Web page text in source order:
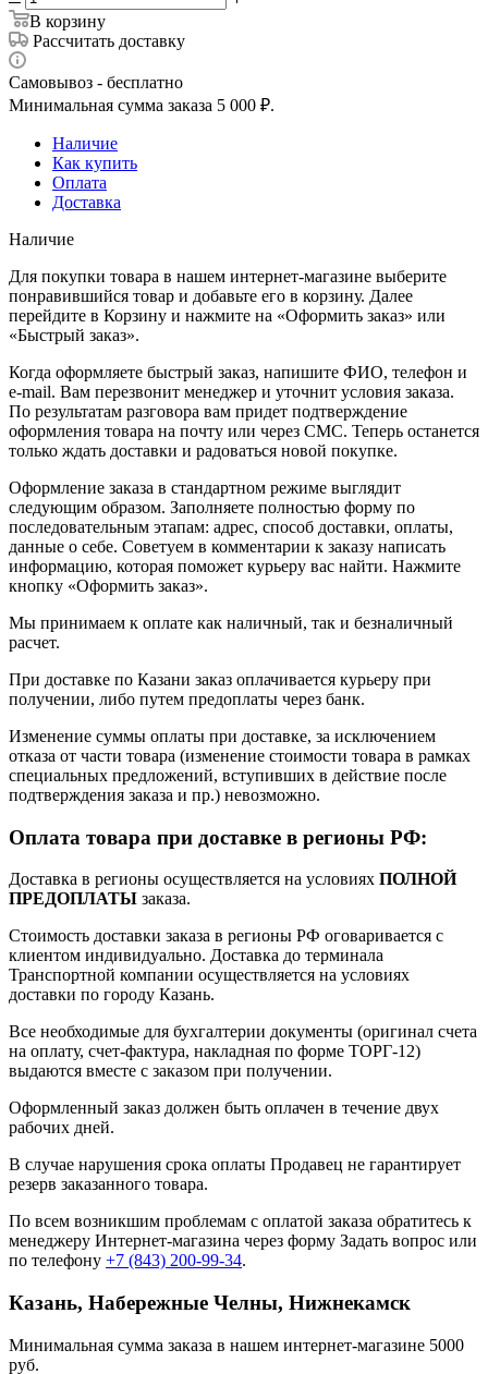
В корзину
Рассчитать доставку
Самовывоз - бесплатно
Минимальная сумма заказа 5 000 ₽.
Наличие
Как купить
Оплата
Доставка
Наличие
Для покупки товара в нашем интернет-магазине выберите
понравившийся товар и добавьте его в корзину. Далее
перейдите в Корзину и нажмите на «Оформить заказ» или
«Быстрый заказ».
Когда оформляете быстрый заказ, напишите ФИО, телефон и
e-mail. Вам перезвонит менеджер и уточнит условия заказа.
По результатам разговора вам придет подтверждение
оформления товара на почту или через СМС. Теперь останется
только ждать доставки и радоваться новой покупке.
Оформление заказа в стандартном режиме выглядит
следующим образом. Заполняете полностью форму по
последовательным этапам: адрес, способ доставки, оплаты,
данные о себе. Советуем в комментарии к заказу написать
информацию, которая поможет курьеру вас найти. Нажмите
кнопку «Оформить заказ».
Мы принимаем к оплате как наличный, так и безналичный
расчет.
При доставке по Казани заказ оплачивается курьеру при
получении, либо путем предоплаты через банк.
Изменение суммы оплаты при доставке, за исключением
отказа от части товара (изменение стоимости товара в рамках
специальных предложений, вступивших в действие после
подтверждения заказа и пр.) невозможно.
Оплата товара при доставке в регионы РФ:
Доставка в регионы осуществляется на условиях ПОЛНОЙ
ПРЕДОПЛАТЫ заказа.
Стоимость доставки заказа в регионы РФ оговаривается с
клиентом индивидуально. Доставка до терминала
Транспортной компании осуществляется на условиях
доставки по городу Казань.
Все необходимые для бухгалтерии документы (оригинал счета
на оплату, счет-фактура, накладная по форме ТОРГ-12)
выдаются вместе с заказом при получении.
Оформленный заказ должен быть оплачен в течение двух
рабочих дней.
В случае нарушения срока оплаты Продавец не гарантирует
резерв заказанного товара.
По всем возникшим проблемам с оплатой заказа обратитесь к
менеджеру Интернет-магазина через форму Задать вопрос или
по телефону +7 (843) 200-99-34.
Казань, Набережные Челны, Нижнекамск
Минимальная сумма заказа в нашем интернет-магазине 5000
руб.